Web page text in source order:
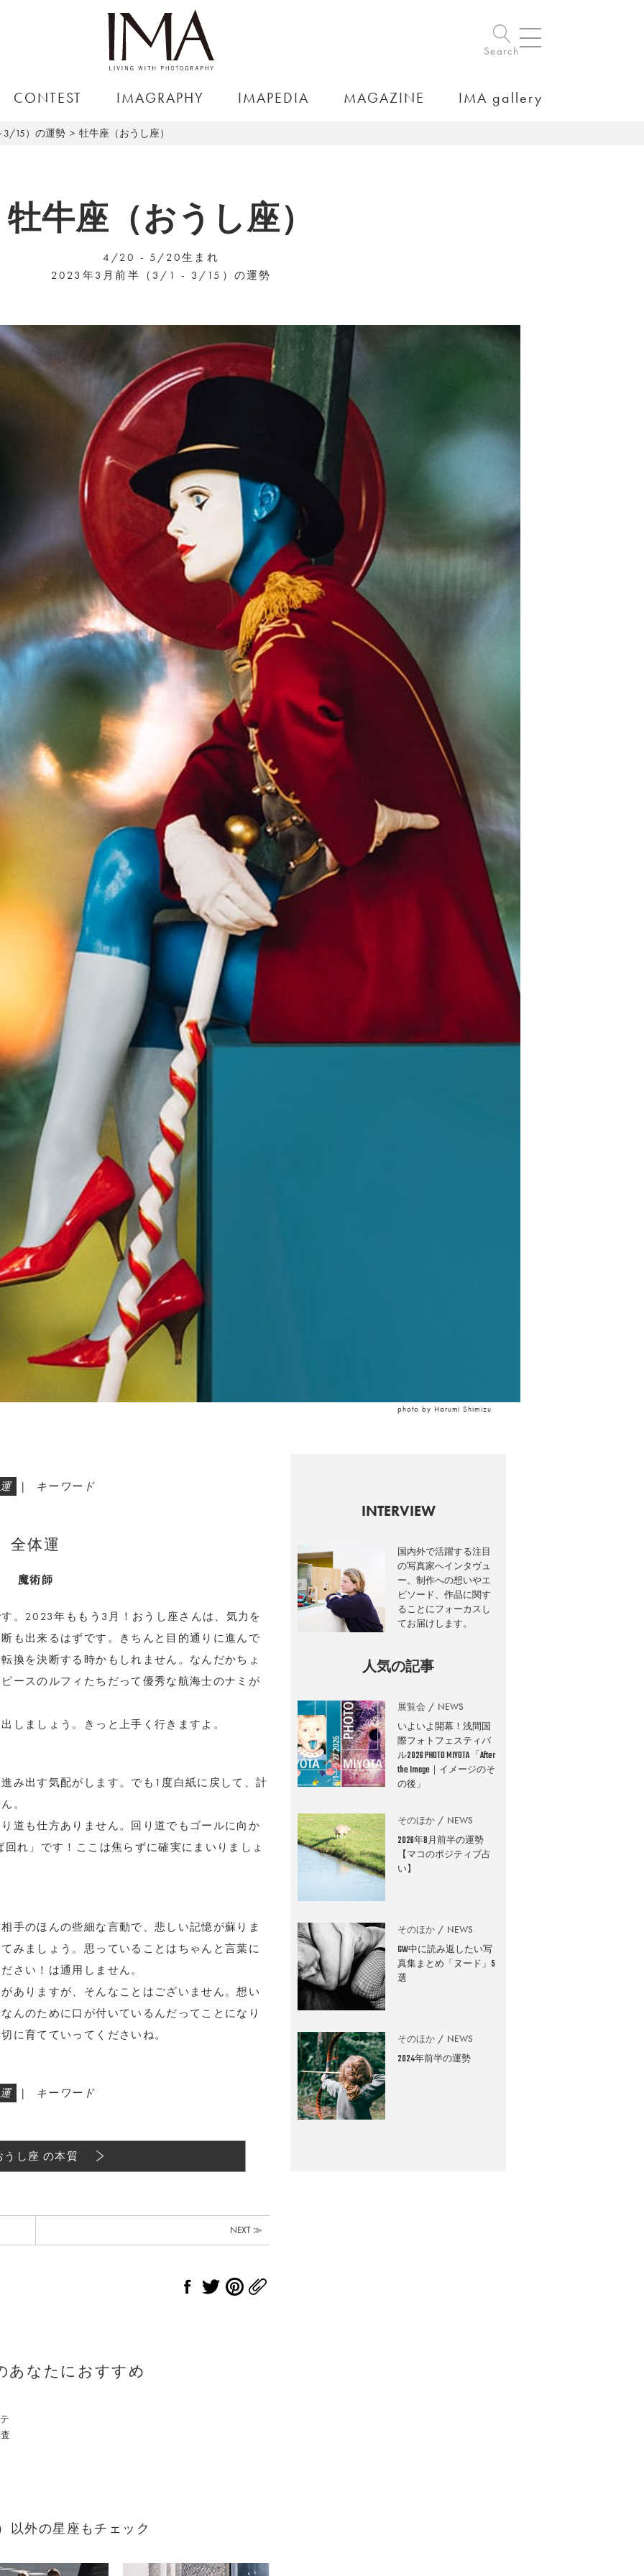
Search
CONTEST IMAGRAPHY IMAPEDIA MAGAZINE IMA gallery
15）の運勢 牡牛座（おうし座）
牡牛座（おうし座）
4/20 - 5/20生まれ
2023年3月前半（3/1 - 3/15）の運勢
photo by Harumi Shimizu
| キーワード
全体運
魔術師
。2023年ももう3月！おうし座さんは、気力を
も出来るはずです。きちんと目的通りに進んで
換を決断する時かもしれません。なんだかちょ
ースのルフィたちだって優秀な航海士のナミが
しましょう。きっと上手く行きますよ。
み出す気配がします。でも1度白紙に戻して、計
。
道も仕方ありません。回り道でもゴールに向か
れ」です！ここは焦らずに確実にまいりましょ
手のほんの些細な言動で、悲しい記憶が蘇りま
みましょう。思っていることはちゃんと言葉に
さい！は通用しません。
ありますが、そんなことはございません。想い
んのために口が付いているんだってことになり
に育てていってくださいね。
| キーワード
うし座 の本質
NEXT ≫
あなたにおすすめ
外の星座もチェック
INTERVIEW
国内外で活躍する注目
の写真家へインタヴュ
ー。制作への想いやエ
ピソード、作品に関す
ることにフォーカスし
てお届けします。
人気の記事
展覧会 NEWS
いよいよ開幕！浅間国
際フォトフェスティバ
ル2026 PHOTO MIYOTA 「After
the Image｜イメージのそ
の後」
そのほか NEWS
2026年8月前半の運勢
【マコのポジティブ占
い】
そのほか NEWS
GW中に読み返したい写
真集まとめ「ヌード」5
選
そのほか NEWS
2024年前半の運勢